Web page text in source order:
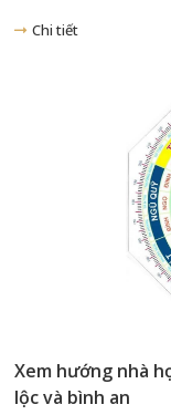
Chi tiết
Xem hướng nhà
lộc và bình an